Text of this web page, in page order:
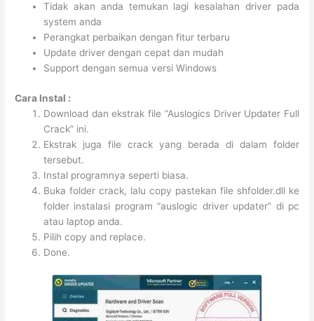
Tidak akan anda temukan lagi kesalahan driver pada
system anda
Perangkat perbaikan dengan fitur terbaru
Update driver dengan cepat dan mudah
Support dengan semua versi Windows
Cara Instal :
Download dan ekstrak file “Auslogics Driver Updater Full
Crack” ini.
Ekstrak juga file crack yang berada di dalam folder
tersebut.
Instal programnya seperti biasa.
Buka folder crack, lalu copy pastekan file shfolder.dll ke
folder instalasi program “auslogic driver updater” di pc
atau laptop anda.
Pilih copy and replace.
Done.